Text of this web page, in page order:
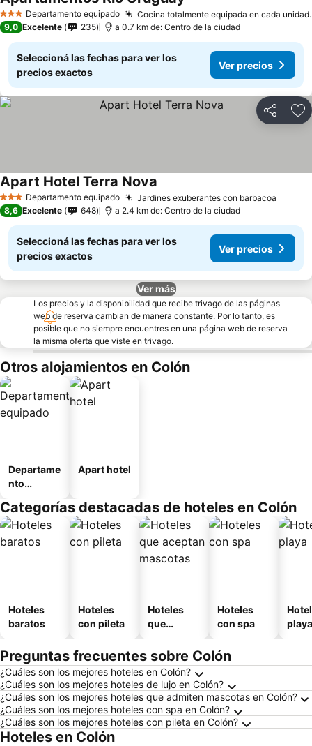
3 EstrellasDepartamento equipado Cocina totalmente equipada en cada unidad.
9,0 Excelente 235 a 0.7 km de: Centro de la ciudad
Seleccioná las fechas para ver los
precios exactos
Ver precios
Compartir
3 EstrellasDepartamento equipado Jardines exuberantes con barbacoa
Apart Hotel Terra Nova
8,6 Excelente 648 a 2.4 km de: Centro de la ciudad
Seleccioná las fechas para ver los
precios exactos
Ver precios
Ver más
Los precios y la disponibilidad que recibe trivago de las páginas
web de reserva cambian de manera constante. Por lo tanto, es
posible que no siempre encuentres en una página web de reserva
la misma oferta que viste en trivago.
Otros alojamientos en Colón
Departame
nto
Apart hotel
Categorías destacadas de hoteles en Colón
Hoteles
baratos
Hoteles
con pileta
Hoteles
que
mascotas
Hoteles
con spa
playa
Preguntas frecuentes sobre Colón
¿Cuáles son los mejores hoteles en Colón?
¿Cuáles son los mejores hoteles de lujo en Colón?
¿Cuáles son los mejores hoteles que admiten mascotas en Colón?
¿Cuáles son los mejores hoteles con spa en Colón?
¿Cuáles son los mejores hoteles con pileta en Colón?
Hoteles en Colón